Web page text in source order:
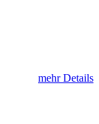
mehr Details